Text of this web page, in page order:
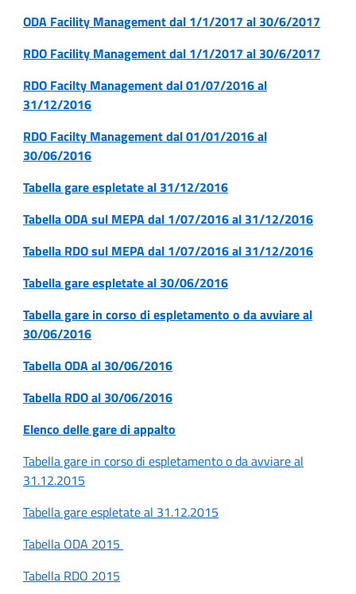
ODA Facility Management dal 1/1/2017 al 30/6/2017
RDO Facility Management dal 1/1/2017 al 30/6/2017
RDO Facilty Management dal 01/07/2016 al
31/12/2016
RDO Facilty Management dal 01/01/2016 al
30/06/2016
Tabella gare espletate al 31/12/2016
Tabella ODA sul MEPA dal 1/07/2016 al 31/12/2016
Tabella RDO sul MEPA dal 1/07/2016 al 31/12/2016
Tabella gare espletate al 30/06/2016
Tabella gare in corso di espletamento o da avviare al
30/06/2016
Tabella ODA al 30/06/2016
Tabella RDO al 30/06/2016
Elenco delle gare di appalto
Tabella gare in corso di espletamento o da avviare al
31.12.2015
Tabella gare espletate al 31.12.2015
Tabella ODA 2015
Tabella RDO 2015